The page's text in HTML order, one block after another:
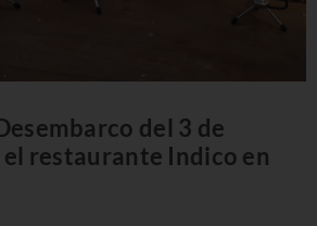
del 3 de
el restaurante Indico en